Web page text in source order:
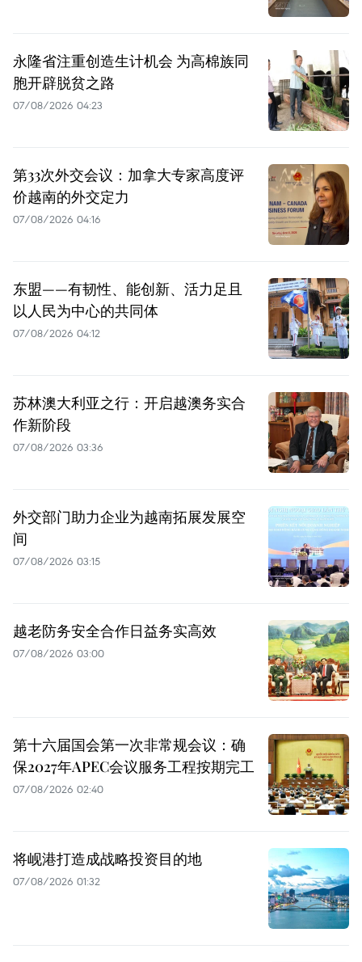
永隆省注重创造生计机会 为高棉族同
胞开辟脱贫之路
07/08/2026 04:23
第33次外交会议：加拿大专家高度评
价越南的外交定力
07/08/2026 04:16
东盟——有韧性、能创新、活力足且
以人民为中心的共同体
07/08/2026 04:12
苏林澳大利亚之行：开启越澳务实合
作新阶段
07/08/2026 03:36
外交部门助力企业为越南拓展发展空
间
07/08/2026 03:15
越老防务安全合作日益务实高效
07/08/2026 03:00
第十六届国会第一次非常规会议：确
保2027年APEC会议服务工程按期完工
07/08/2026 02:40
将岘港打造成战略投资目的地
07/08/2026 01:32